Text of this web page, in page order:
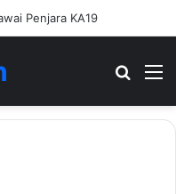
Penjara KA19